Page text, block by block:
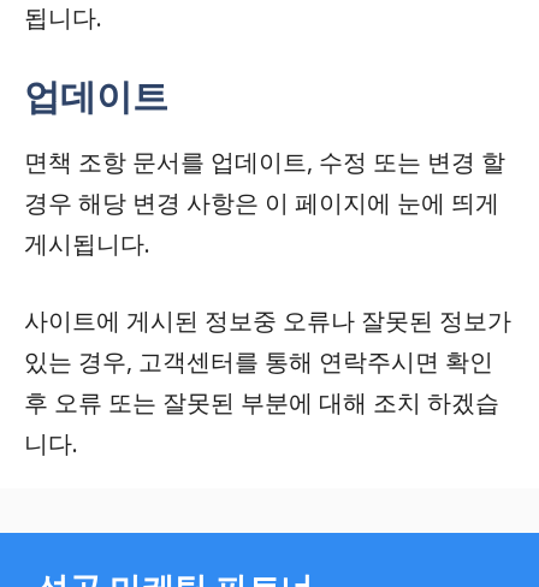
됩니다.
업데이트
면책 조항 문서를 업데이트, 수정 또는 변경 할
경우 해당 변경 사항은 이 페이지에 눈에 띄게
게시됩니다.
사이트에 게시된 정보중 오류나 잘못된 정보가
있는 경우, 고객센터를 통해 연락주시면 확인
후 오류 또는 잘못된 부분에 대해 조치 하겠습
니다.